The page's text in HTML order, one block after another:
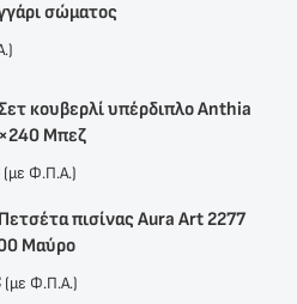
σώματος
κουβερλί υπέρδιπλο Anthia
Μπεζ
(με Φ.Π.Α.)
πισίνας Aura Art 2277
Μαύρο
(με Φ.Π.Α.)